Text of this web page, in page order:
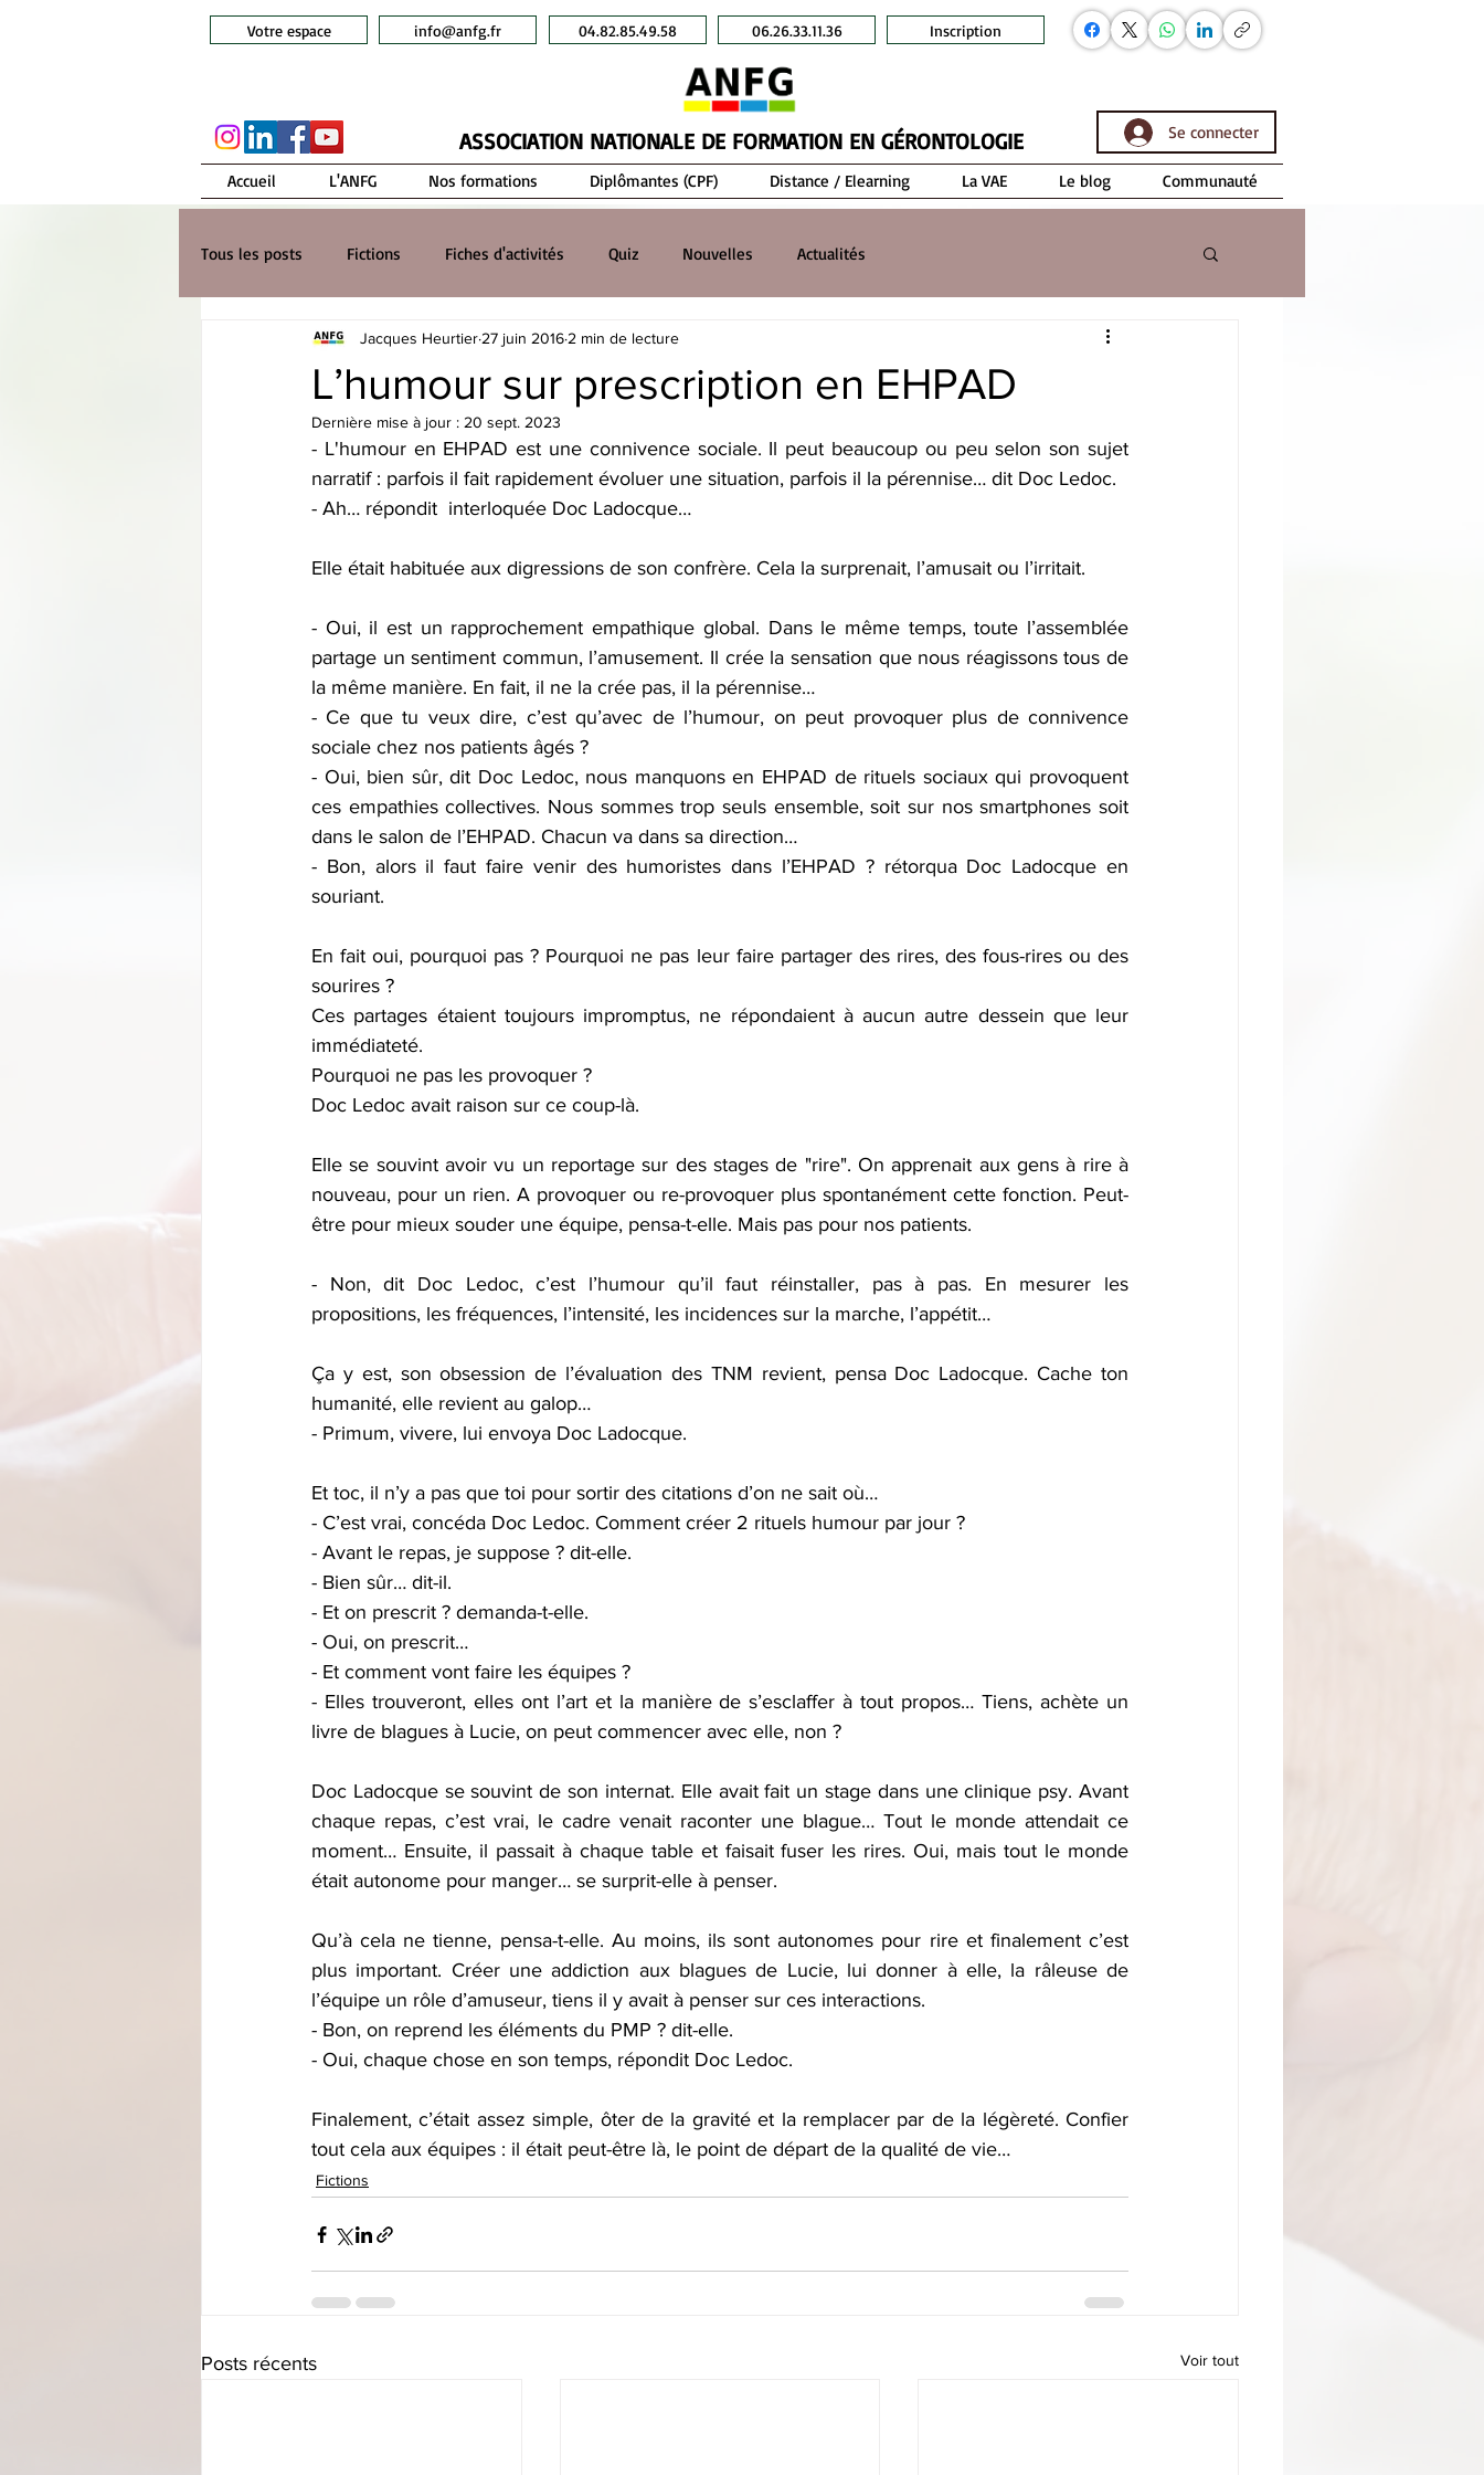
Votre espace info@anfg.fr 04.82.85.49.58 06.26.33.11.36 Inscription
ASSOCIATION NATIONALE DE FORMATION EN GÉRONTOLOGIE Se connecter
Accueil L'ANFG Nos formations Diplômantes (CPF) Distance / Elearning La VAE Le blog Communauté
Tous les posts Fictions Fiches d'activités Quiz Nouvelles Actualités
L’humour sur prescription en EHPAD
Jacques Heurtier 27 juin 2016 2 min de lecture
Dernière mise à jour : 20 sept. 2023
- L'humour en EHPAD est une connivence sociale. Il peut beaucoup ou peu selon son sujet
narratif : parfois il fait rapidement évoluer une situation, parfois il la pérennise… dit Doc Ledoc.
- Ah… répondit  interloquée Doc Ladocque…
Elle était habituée aux digressions de son confrère. Cela la surprenait, l’amusait ou l’irritait.
- Oui, il est un rapprochement empathique global. Dans le même temps, toute l’assemblée
partage un sentiment commun, l’amusement. Il crée la sensation que nous réagissons tous de
la même manière. En fait, il ne la crée pas, il la pérennise…
- Ce que tu veux dire, c’est qu’avec de l’humour, on peut provoquer plus de connivence
sociale chez nos patients âgés ?
- Oui, bien sûr, dit Doc Ledoc, nous manquons en EHPAD de rituels sociaux qui provoquent
ces empathies collectives. Nous sommes trop seuls ensemble, soit sur nos smartphones soit
dans le salon de l’EHPAD. Chacun va dans sa direction…
- Bon, alors il faut faire venir des humoristes dans l’EHPAD ? rétorqua Doc Ladocque en
souriant.
En fait oui, pourquoi pas ? Pourquoi ne pas leur faire partager des rires, des fous-rires ou des
sourires ?
Ces partages étaient toujours impromptus, ne répondaient à aucun autre dessein que leur
immédiateté.
Pourquoi ne pas les provoquer ?
Doc Ledoc avait raison sur ce coup-là.
Elle se souvint avoir vu un reportage sur des stages de "rire". On apprenait aux gens à rire à
nouveau, pour un rien. A provoquer ou re-provoquer plus spontanément cette fonction. Peut-
être pour mieux souder une équipe, pensa-t-elle. Mais pas pour nos patients.
- Non, dit Doc Ledoc, c’est l’humour qu’il faut réinstaller, pas à pas. En mesurer les
propositions, les fréquences, l’intensité, les incidences sur la marche, l’appétit…
Ça y est, son obsession de l’évaluation des TNM revient, pensa Doc Ladocque. Cache ton
humanité, elle revient au galop…
- Primum, vivere, lui envoya Doc Ladocque.
Et toc, il n’y a pas que toi pour sortir des citations d’on ne sait où…
- C’est vrai, concéda Doc Ledoc. Comment créer 2 rituels humour par jour ?
- Avant le repas, je suppose ? dit-elle.
- Bien sûr… dit-il.
- Et on prescrit ? demanda-t-elle.
- Oui, on prescrit…
- Et comment vont faire les équipes ?
- Elles trouveront, elles ont l’art et la manière de s’esclaffer à tout propos… Tiens, achète un
livre de blagues à Lucie, on peut commencer avec elle, non ?
Doc Ladocque se souvint de son internat. Elle avait fait un stage dans une clinique psy. Avant
chaque repas, c’est vrai, le cadre venait raconter une blague… Tout le monde attendait ce
moment… Ensuite, il passait à chaque table et faisait fuser les rires. Oui, mais tout le monde
était autonome pour manger… se surprit-elle à penser.
Qu’à cela ne tienne, pensa-t-elle. Au moins, ils sont autonomes pour rire et finalement c’est
plus important. Créer une addiction aux blagues de Lucie, lui donner à elle, la râleuse de
l’équipe un rôle d’amuseur, tiens il y avait à penser sur ces interactions.
- Bon, on reprend les éléments du PMP ? dit-elle.
- Oui, chaque chose en son temps, répondit Doc Ledoc.
Finalement, c’était assez simple, ôter de la gravité et la remplacer par de la légèreté. Confier
tout cela aux équipes : il était peut-être là, le point de départ de la qualité de vie…
Fictions
Posts récents Voir tout